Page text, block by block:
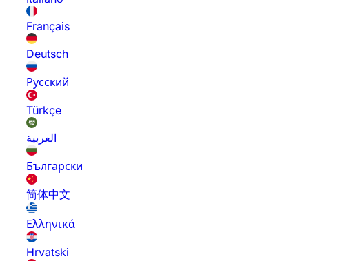
Français
Deutsch
Русский
Türkçe
العربية
Български
简体中文
Ελληνικά
Hrvatski